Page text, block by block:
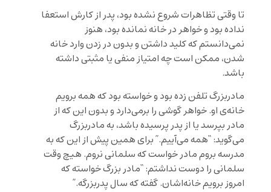
تا وقتی تظاهرات شروع نشده بود، پدر از کارش استعفا
نداده بود و خواهر در خانه نمانده بود، هنوز
نمی‌دانستم که کلید داشتن و بدون در زدن وارد خانه
شدن، ممکن است چه امتیاز منفی یا مثبتی داشته
باشد.
مادربزرگ تلفن زده بود و خواسته بود که همه برویم
خانه‌ی او. خواهر گوشی را برمی‌دارد و بدون این که از
مادر بپرسد یا از پدر پرسیده باشد، به مادربزرگ
می‌گوید: “همه می‌آییم.” برای همین پیش از این که به
مدرسه بروم مادر خواست که سلمانی نروم. هیچ وقت
سلمانی را دوست نداشتم: “مادر بزرگ خواسته که
امروز برویم خانه‌اشان. گفته که سال پدربزرگه.”